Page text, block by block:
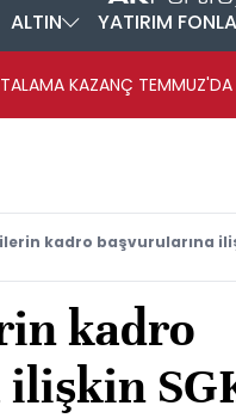
ALTIN YATIRIM
KAZANÇ
kadro başvurularına
kadro